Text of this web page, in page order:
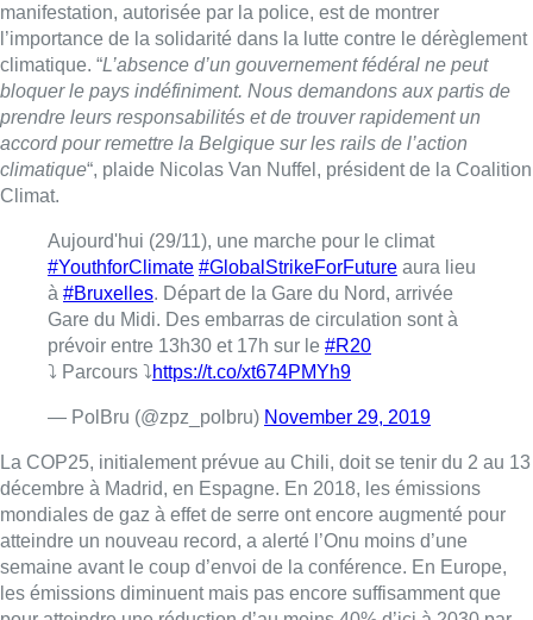
manifestation, autorisée par la police, est de montrer
l’importance de la solidarité dans la lutte contre le dérèglement
climatique. “L’absence d’un gouvernement fédéral ne peut
bloquer le pays indéfiniment. Nous demandons aux partis de
prendre leurs responsabilités et de trouver rapidement un
accord pour remettre la Belgique sur les rails de l’action
climatique“, plaide Nicolas Van Nuffel, président de la Coalition
Climat.
Aujourd'hui (29/11), une marche pour le climat
#YouthforClimate #GlobalStrikeForFuture aura lieu
à #Bruxelles. Départ de la Gare du Nord, arrivée
Gare du Midi. Des embarras de circulation sont à
prévoir entre 13h30 et 17h sur le #R20
⤵ Parcours ⤵https://t.co/xt674PMYh9
— PolBru (@zpz_polbru) November 29, 2019
La COP25, initialement prévue au Chili, doit se tenir du 2 au 13
décembre à Madrid, en Espagne. En 2018, les émissions
mondiales de gaz à effet de serre ont encore augmenté pour
atteindre un nouveau record, a alerté l’Onu moins d’une
semaine avant le coup d’envoi de la conférence. En Europe,
les émissions diminuent mais pas encore suffisamment que